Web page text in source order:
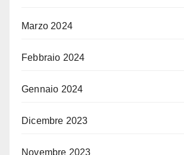
Marzo 2024
Febbraio 2024
Gennaio 2024
Dicembre 2023
Novembre 2023